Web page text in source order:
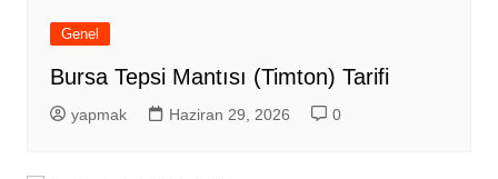
Genel
Bursa Tepsi Mantısı (Timton) Tarifi
yapmak Haziran 29, 2026 0